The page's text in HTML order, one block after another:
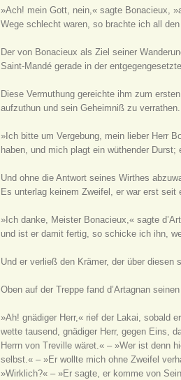
»Ach! mein Gott, nein,« sagte Bonacieux,
Wege schlecht waren, so brachte ich all
Der von Bonacieux als Ziel seiner
Saint-Mandé gerade in der
Diese Vermuthung gereichte ihm zum
aufzuthun und sein Geheimniß zu
»Ich bitte um Vergebung, mein lieber Herr
haben, und mich plagt ein wüthender
Und ohne die Antwort seines Wirthes
Es unterlag keinem Zweifel, er war erst
»Ich danke, Meister Bonacieux,« sagte
und ist er damit fertig, so schicke ich ihn,
Und er verließ den Krämer, der über
Oben auf der Treppe fand d’Artagnan
»Ah! gnädiger Herr,« rief der Lakai, sobald
wette tausend, gnädiger Herr, gegen Eins,
Herrn von Treville wäret.« – »Wer ist denn
selbst.« – »Er wollte mich ohne Zweifel
»Wirklich?« – »Er sagte, er komme von